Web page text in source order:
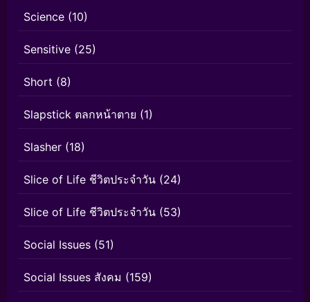
Science (10)
Sensitive (25)
Short (8)
Slapstick ตลกหน้าตาย (1)
Slasher (18)
Slice of Life ชีวิตประจำวัน (24)
Slice of Life ชีวิตประจำวัน (53)
Social Issues (51)
Social Issues สังคม (159)